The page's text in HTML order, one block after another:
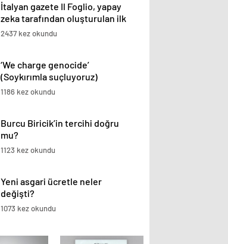
İtalyan gazete Il Foglio, yapay
zeka tarafından oluşturulan ilk
baskısını yayınladı
2437 kez okundu
‘We charge genocide’
(Soykırımla suçluyoruz)
1186 kez okundu
Burcu Biricik’in tercihi doğru
mu?
1123 kez okundu
Yeni asgari ücretle neler
değişti?
1073 kez okundu